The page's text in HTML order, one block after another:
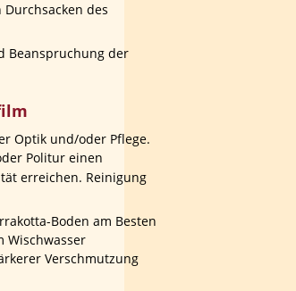
des
Beanspruchung der
Optik und/oder Pflege.
Politur einen
erreichen. Reinigung
Boden am Besten
Wischwasser
Verschmutzung